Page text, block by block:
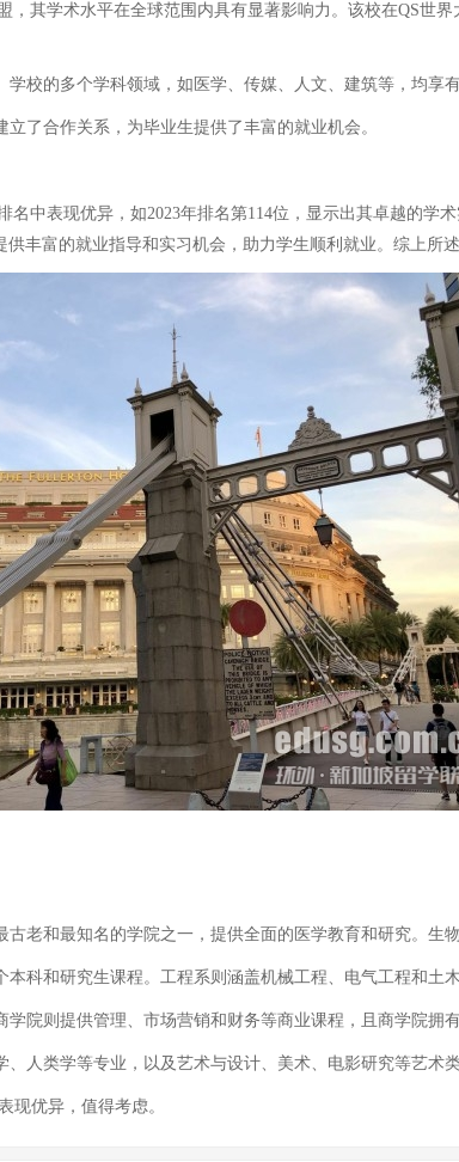
其学术水平在全球范围内具有显著影响力。该校在QS世
校的多个学科领域，如医学、传媒、人文、建筑等，均享有
了合作关系，为毕业生提供了丰富的就业机会。
中表现优异，如2023年排名第114位，显示出其卓越的学
丰富的就业指导和实习机会，助力学生顺利就业。综上所
老和最知名的学院之一，提供全面的医学教育和研究。生
科和研究生课程。工程系则涵盖机械工程、电气工程和土
院则提供管理、市场营销和财务等商业课程，且商学院拥
人类学等专业，以及艺术与设计、美术、电影研究等艺术
现优异，值得考虑。